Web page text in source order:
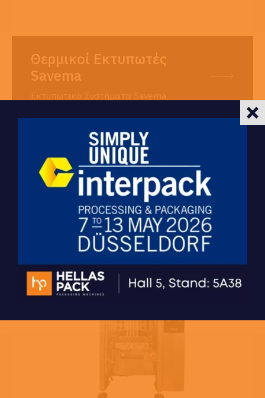
Θερμικοί Εκτυπωτές
Savema